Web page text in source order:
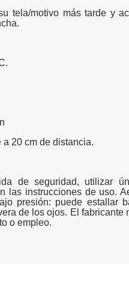
tela/motivo más tarde y
20 cm de distancia.
de seguridad, utilizar
las instrucciones de uso.
presión: puede estallar
de los ojos. El fabricante
o empleo.